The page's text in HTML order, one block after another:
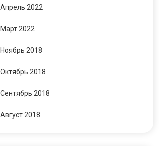
Апрель 2022
Март 2022
Ноябрь 2018
Октябрь 2018
Сентябрь 2018
Август 2018